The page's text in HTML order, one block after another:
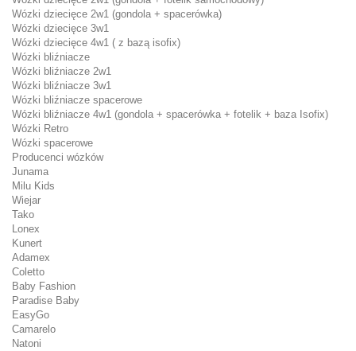
Wózki dziecięce 2w1 (gondola + spacerówka)
Wózki dziecięce 3w1
Wózki dziecięce 4w1 ( z bazą isofix)
Wózki bliźniacze
Wózki bliźniacze 2w1
Wózki bliźniacze 3w1
Wózki bliźniacze spacerowe
Wózki bliźniacze 4w1 (gondola + spacerówka + fotelik + baza Isofix)
Wózki Retro
Wózki spacerowe
Producenci wózków
Junama
Milu Kids
Wiejar
Tako
Lonex
Kunert
Adamex
Coletto
Baby Fashion
Paradise Baby
EasyGo
Camarelo
Natoni